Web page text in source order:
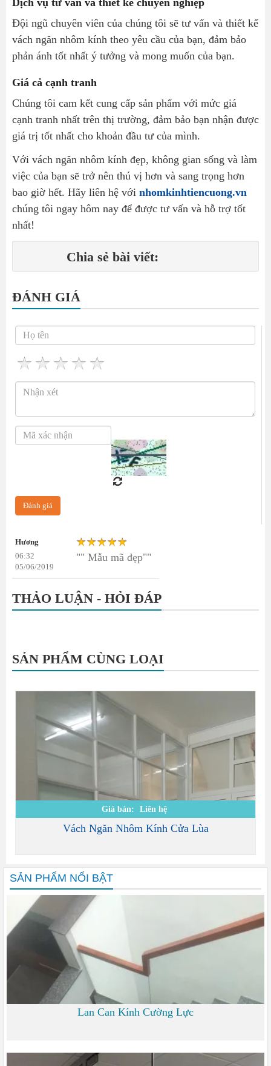
Đội ngũ chuyên viên của chúng tôi sẽ tư vấn và thiết kế
vách ngăn nhôm kính theo yêu cầu của bạn, đảm bảo
phản ánh tốt nhất ý tưởng và mong muốn của bạn.
Giá cả cạnh tranh
Chúng tôi cam kết cung cấp sản phẩm với mức giá
cạnh tranh nhất trên thị trường, đảm bảo bạn nhận được
giá trị tốt nhất cho khoản đầu tư của mình.
Với vách ngăn nhôm kính đẹp, không gian sống và làm
việc của bạn sẽ trở nên thú vị hơn và sang trọng hơn
bao giờ hết. Hãy liên hệ với nhomkinhtiencuong.vn
chúng tôi ngay hôm nay để được tư vấn và hỗ trợ tốt
nhất!
Chia sẻ bài viết:
ĐÁNH GIÁ
Hương
06:32
05/06/2019
"" Mẫu mã đẹp""
THẢO LUẬN - HỎI ĐÁP
SẢN PHẨM CÙNG LOẠI
Giá bán: Liên hệ
Vách Ngăn Nhôm Kính Cửa Lùa
SẢN PHẨM NỔI BẬT
Lan Can Kính Cường Lực